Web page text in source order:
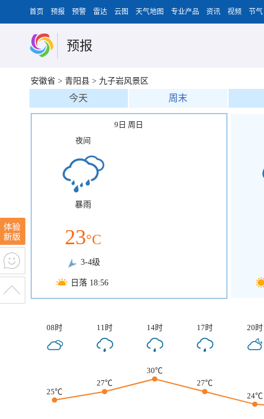
首页 预报 预警 雷达 云图 天气地图 专业产品 资讯 视频 节气
预报
安徽省 > 青阳县 > 九子岩风景区
今天 周末
9日 周日
夜间
暴雨
23°C
3-4级
日落 18:56
08时 11时 14时 17时 20时
25℃
27℃
30℃
27℃
24℃